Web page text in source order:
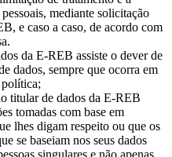
mediante solicitação
e caso a caso, de acordo com
da E-REB assiste o dever de
dados, sempre que ocorra em
política;
titular de dados da E-REB
tomadas com base em
lhes digam respeito ou que os
se baseiam nos seus dados
singulares e não apenas